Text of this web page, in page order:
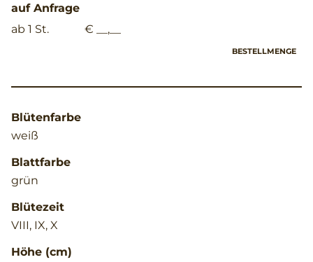
auf Anfrage
ab 1 St.
€ __,__
BESTELLMENGE
Blütenfarbe
weiß
Blattfarbe
grün
Blütezeit
VIII, IX, X
Höhe (cm)